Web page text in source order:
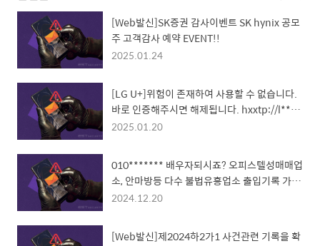
[Web발신]SK증권 감사이벤트 SK hynix 공모
주 고객감사 예약 EVENT!!
2025.01.24
[LG U+]위험이 존재하여 사용할 수 없습니다.
바로 인증해주시면 해제됩니다. hxxtp://l****
le.com/l**/
2025.01.20
010******* 배우자되시죠? 오피스텔성매매업
소, 안마방등 다수 불법유흥업소 출입기록 가지
고 있는데요
2024.12.20
[Web발신]제2024하2가1 사건관련 기록을 확